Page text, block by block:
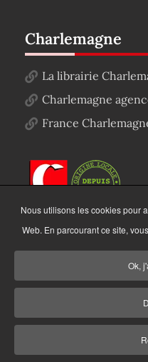
Charlemagne
La librairie
Charlemagne
France
Copyright © 2022
Nous utilisons les cookies pour
Web. En parcourant ce site,
Ok,